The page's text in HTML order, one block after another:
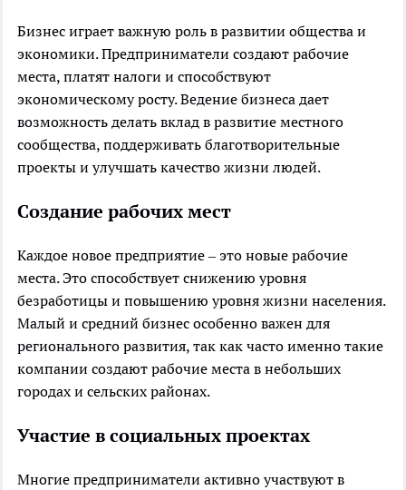
Бизнес играет важную роль в развитии общества и
экономики. Предприниматели создают рабочие
места, платят налоги и способствуют
экономическому росту. Ведение бизнеса дает
возможность делать вклад в развитие местного
сообщества, поддерживать благотворительные
проекты и улучшать качество жизни людей.
Создание рабочих мест
Каждое новое предприятие – это новые рабочие
места. Это способствует снижению уровня
безработицы и повышению уровня жизни населения.
Малый и средний бизнес особенно важен для
регионального развития, так как часто именно такие
компании создают рабочие места в небольших
городах и сельских районах.
Участие в социальных проектах
Многие предприниматели активно участвуют в